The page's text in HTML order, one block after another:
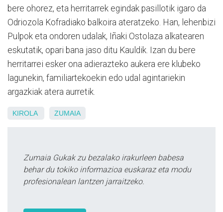
bere ohorez, eta herritarrek egindak pasillotik igaro da
Odriozola Kofradiako balkoira ateratzeko. Han, lehenbizi
Pulpok eta ondoren udalak, Iñaki Ostolaza alkatearen
eskutatik, opari bana jaso ditu Kauldik. Izan du bere
herritarrei esker ona adierazteko aukera ere klubeko
lagunekin, familiartekoekin edo udal agintariekin
argazkiak atera aurretik.
KIROLA ZUMAIA
Zumaia Gukak zu bezalako irakurleen babesa
behar du tokiko informazioa euskaraz eta modu
profesionalean lantzen jarraitzeko.